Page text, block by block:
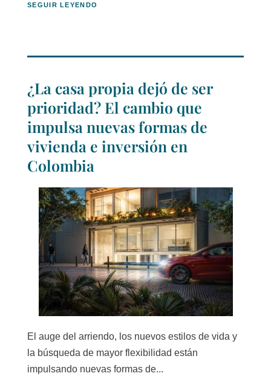
SEGUIR LEYENDO
¿La casa propia dejó de ser
prioridad? El cambio que
impulsa nuevas formas de
vivienda e inversión en
Colombia
El auge del arriendo, los nuevos estilos de vida y
la búsqueda de mayor flexibilidad están
impulsando nuevas formas de...